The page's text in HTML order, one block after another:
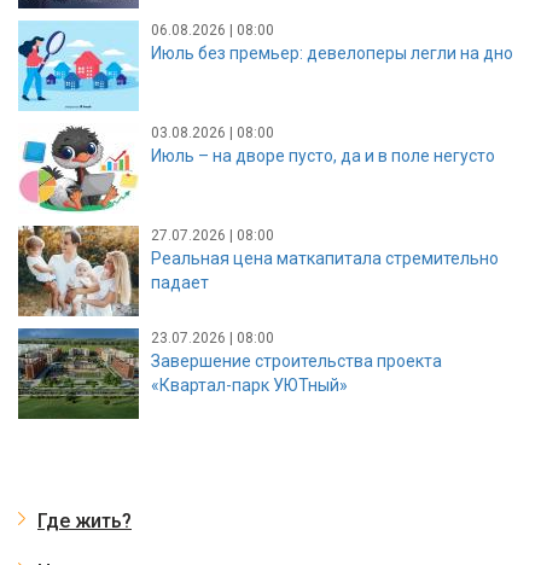
06.08.2026 | 08:00
Июль без премьер: девелоперы легли на дно
03.08.2026 | 08:00
Июль – на дворе пусто, да и в поле негусто
27.07.2026 | 08:00
Реальная цена маткапитала стремительно
падает
23.07.2026 | 08:00
Завершение строительства проекта
«Квартал-парк УЮТный»
Где жить?